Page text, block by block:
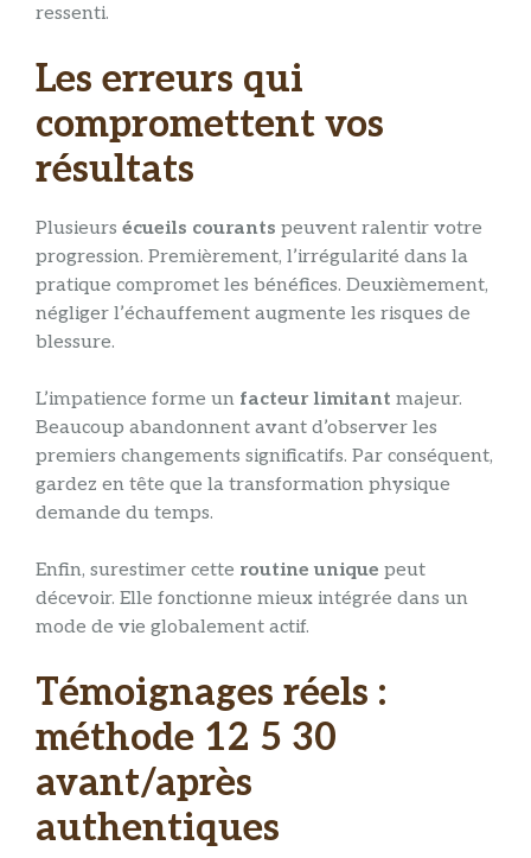
ressenti.
Les erreurs qui
compromettent vos
résultats
Plusieurs écueils courants peuvent ralentir votre
progression. Premièrement, l’irrégularité dans la
pratique compromet les bénéfices. Deuxièmement,
négliger l’échauffement augmente les risques de
blessure.
L’impatience forme un facteur limitant majeur.
Beaucoup abandonnent avant d’observer les
premiers changements significatifs. Par conséquent,
gardez en tête que la transformation physique
demande du temps.
Enfin, surestimer cette routine unique peut
décevoir. Elle fonctionne mieux intégrée dans un
mode de vie globalement actif.
Témoignages réels :
méthode 12 5 30
avant/après
authentiques